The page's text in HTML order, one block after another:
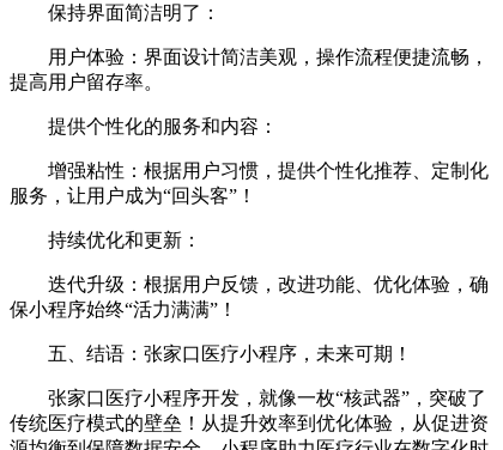
保持界面简洁明了：
用户体验：界面设计简洁美观，操作流程便捷流畅，
提高用户留存率。
提供个性化的服务和内容：
增强粘性：根据用户习惯，提供个性化推荐、定制化
服务，让用户成为“回头客”！
持续优化和更新：
迭代升级：根据用户反馈，改进功能、优化体验，确
保小程序始终“活力满满”！
五、结语：张家口医疗小程序，未来可期！
张家口医疗小程序开发，就像一枚“核武器”，突破了
传统医疗模式的壁垒！从提升效率到优化体验，从促进资